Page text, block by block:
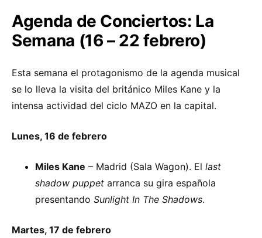
Agenda de Conciertos: La
Semana (16 – 22 febrero)
Esta semana el protagonismo de la agenda musical
se lo lleva la visita del británico Miles Kane y la
intensa actividad del ciclo MAZO en la capital.
Lunes, 16 de febrero
Miles Kane – Madrid (Sala Wagon). El last
shadow puppet arranca su gira española
presentando Sunlight In The Shadows.
Martes, 17 de febrero